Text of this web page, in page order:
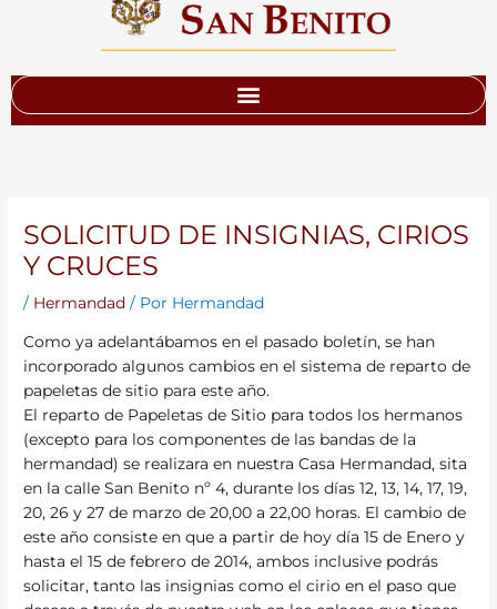
SOLICITUD DE INSIGNIAS, CIRIOS
Y CRUCES
/ Hermandad / Por Hermandad
Como ya adelantábamos en el pasado boletín, se han
incorporado algunos cambios en el sistema de reparto de
papeletas de sitio para este año.
El reparto de Papeletas de Sitio para todos los hermanos
(excepto para los componentes de las bandas de la
hermandad) se realizara en nuestra Casa Hermandad, sita
en la calle San Benito nº 4, durante los días 12, 13, 14, 17, 19,
20, 26 y 27 de marzo de 20,00 a 22,00 horas. El cambio de
este año consiste en que a partir de hoy día 15 de Enero y
hasta el 15 de febrero de 2014, ambos inclusive podrás
solicitar, tanto las insignias como el cirio en el paso que